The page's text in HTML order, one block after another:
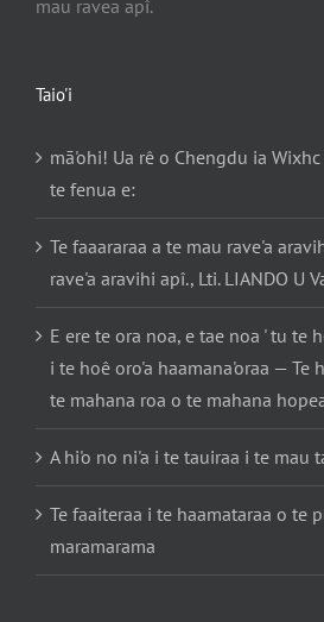
mau ravea apî.
Taio'i
mā'ohi! Ua rê o Chengdu ia
te fenua e:
Te faaararaa a te mau rave'a
rave'a aravihi apî., Lti. LIANDO U
E ere te ora noa, e tae noa ' tu te
i te hoê oro'a haamana'oraa — Te
te mahana roa o te mahana
A hi'o no ni'a i te tauiraa i te mau
Te faaiteraa i te haamataraa o te
maramarama